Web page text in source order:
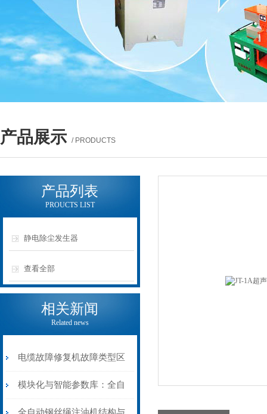
产品展示 / PRODUCTS
产品列表
PROUCTS LIST
静电除尘发生器
查看全部
相关新闻
Related news
电缆故障修复机故障类型区
分指南：从“绝缘电
阻”到“波形特征”的精准诊
模块化与智能参数库：全自
动电缆修复机的快速换型逻